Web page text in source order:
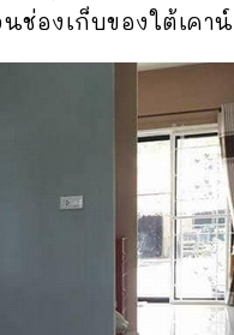
องเก็บของใต้เคาน์